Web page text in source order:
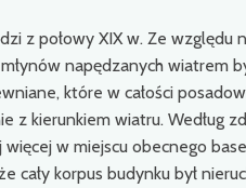
z połowy XIX w. Ze
napędzanych wiatrem
które w całości
z kierunkiem wiatru. Według
więcej w miejscu obecnego
cały korpus budynku był